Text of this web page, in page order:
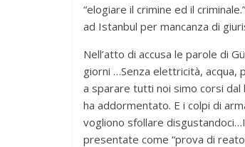
“elogiare il crimine ed il
ad Istanbul per mancanza di
Nell’atto di accusa le parole di
giorni …Senza elettricità, acqua,
a sparare tutti noi simo corsi
ha addormentato. E i colpi di
vogliono sfollare
presentate come “prova di